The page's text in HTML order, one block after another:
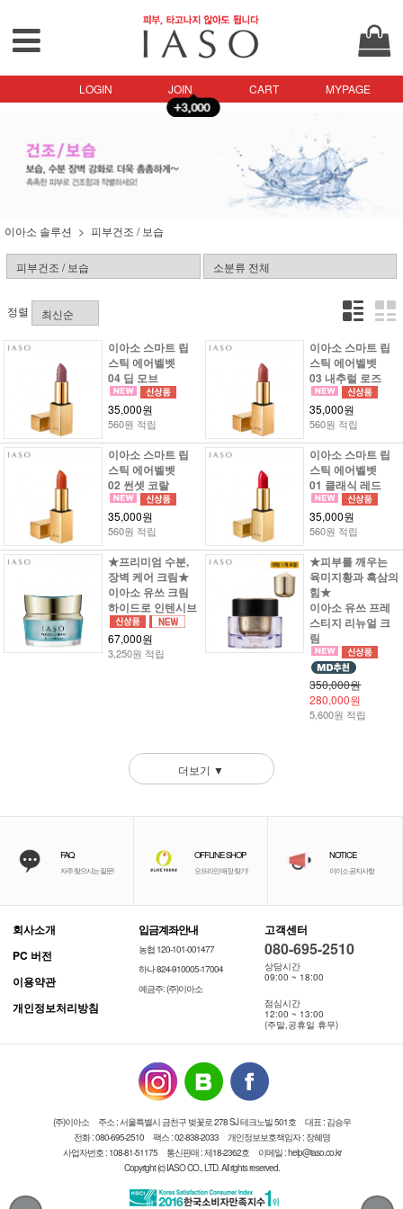
LOGIN JOIN CART MYPAGE
이아소 솔루션 피부건조 / 보습
정렬
이아소 스마트 립
스틱 에어벨벳
04 딥 모브
35,000원
560원 적립
이아소 스마트 립
스틱 에어벨벳
03 내추럴 로즈
35,000원
560원 적립
이아소 스마트 립
스틱 에어벨벳
02 썬셋 코랄
35,000원
560원 적립
이아소 스마트 립
스틱 에어벨벳
01 클래식 레드
35,000원
560원 적립
★프리미엄 수분,
장벽 케어 크림★
이아소 유쓰 크림
하이드로 인텐시브
67,000원
3,250원 적립
★피부를 깨우는
육미지황과 흑삼의
힘★
이아소 유쓰 프레
스티지 리뉴얼 크
림
350,000원
280,000원
5,600원 적립
더보기 ▼
FAQ
자주 찾으시는 질문!
OFFLINE SHOP
오프라인 매장 찾기!
NOTICE
이이소 공지사항
회사소개
PC 버전
이용약관
개인정보처리방침
입금계좌안내
농협 120-101-001477
하나 824-910005-17004
예금주: (주)이아소
고객센터
080-695-2510
상담시간
09:00 ~ 18:00
점심시간
12:00 ~ 13:00
(주말,공휴일 휴무)
(주)이아소 주소 : 서울특별시 금천구 벚꽃로 278 SJ 테크노빌 501호
대표 : 김승우
전화 : 080-695-2510
팩스 : 02-838-2033
개인정보보호책임자 : 장혜영
사업자번호 : 108-81-51175
통신판매 : 제18-2362호
이메일 : help@iaso.co.kr
Copyright (c) IASO CO., LTD. All rights reserved.